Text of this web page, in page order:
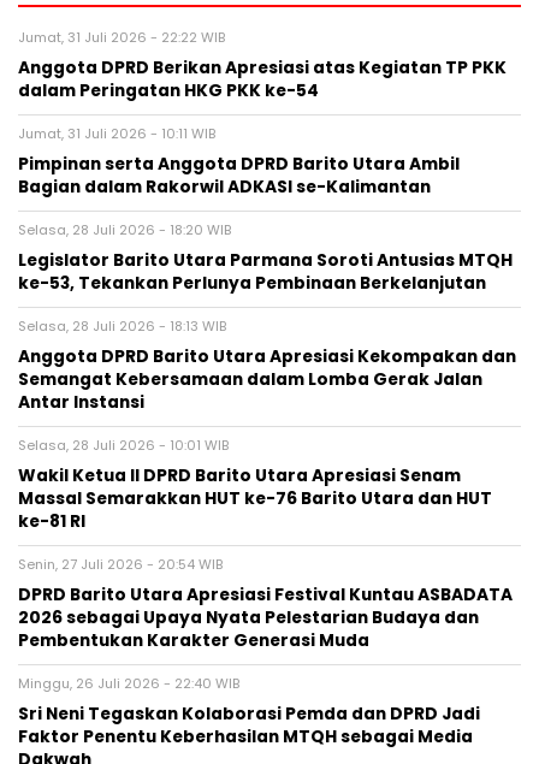
Jumat, 31 Juli 2026 - 22:22 WIB
Anggota DPRD Berikan Apresiasi atas Kegiatan TP PKK
dalam Peringatan HKG PKK ke-54
Jumat, 31 Juli 2026 - 10:11 WIB
Pimpinan serta Anggota DPRD Barito Utara Ambil
Bagian dalam Rakorwil ADKASI se-Kalimantan
Selasa, 28 Juli 2026 - 18:20 WIB
Legislator Barito Utara Parmana Soroti Antusias MTQH
ke-53, Tekankan Perlunya Pembinaan Berkelanjutan
Selasa, 28 Juli 2026 - 18:13 WIB
Anggota DPRD Barito Utara Apresiasi Kekompakan dan
Semangat Kebersamaan dalam Lomba Gerak Jalan
Antar Instansi
Selasa, 28 Juli 2026 - 10:01 WIB
Wakil Ketua II DPRD Barito Utara Apresiasi Senam
Massal Semarakkan HUT ke-76 Barito Utara dan HUT
ke-81 RI
Senin, 27 Juli 2026 - 20:54 WIB
DPRD Barito Utara Apresiasi Festival Kuntau ASBADATA
2026 sebagai Upaya Nyata Pelestarian Budaya dan
Pembentukan Karakter Generasi Muda
Minggu, 26 Juli 2026 - 22:40 WIB
Sri Neni Tegaskan Kolaborasi Pemda dan DPRD Jadi
Faktor Penentu Keberhasilan MTQH sebagai Media